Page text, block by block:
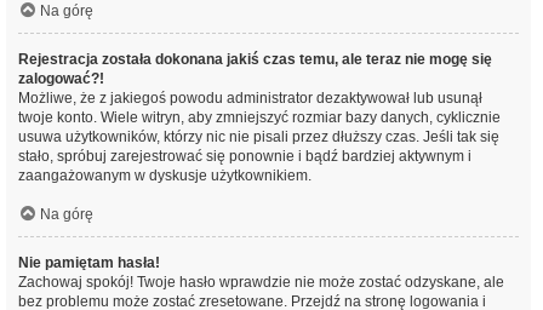
Na górę
Rejestracja została dokonana jakiś czas temu, ale teraz nie mogę się
zalogować?!
Możliwe, że z jakiegoś powodu administrator dezaktywował lub usunął
twoje konto. Wiele witryn, aby zmniejszyć rozmiar bazy danych, cyklicznie
usuwa użytkowników, którzy nic nie pisali przez dłuższy czas. Jeśli tak się
stało, spróbuj zarejestrować się ponownie i bądź bardziej aktywnym i
zaangażowanym w dyskusje użytkownikiem.
Na górę
Nie pamiętam hasła!
Zachowaj spokój! Twoje hasło wprawdzie nie może zostać odzyskane, ale
bez problemu może zostać zresetowane. Przejdź na stronę logowania i